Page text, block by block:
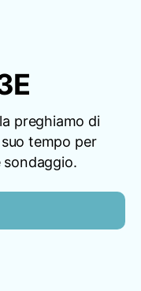
preghiamo di
tempo per
sondaggio.